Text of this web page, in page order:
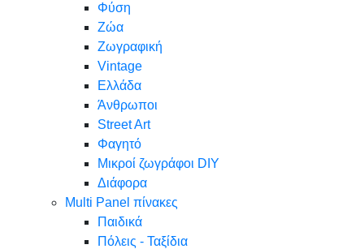
Φύση
Ζώα
Ζωγραφική
Vintage
Ελλάδα
Άνθρωποι
Street Art
Φαγητό
Μικροί ζωγράφοι DIY
Διάφορα
Multi Panel πίνακες
Παιδικά
Πόλεις - Ταξίδια